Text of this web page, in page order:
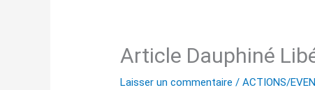
Article Dauphiné
Laisser un commentaire /ACTIONS/